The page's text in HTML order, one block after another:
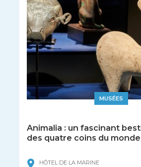
MUSÉES
Animalia : un fascinant
des quatre coins du monde
HÔTEL DE LA MARINE